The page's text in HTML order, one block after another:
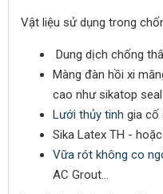
Vật liệu sử dụng trong
Dung dịch chống
Màng đàn hồi xi
cao như sikatop seal
Lưới thủy tinh gia cố
Sika Latex TH -
Vữa rót không co
AC Grout...